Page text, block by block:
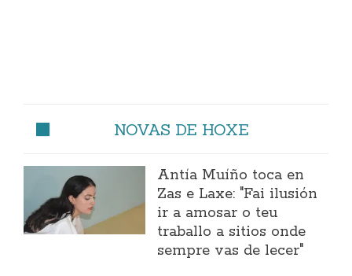
NOVAS DE HOXE
Antía Muíño toca en
Zas e Laxe: "Fai ilusión
ir a amosar o teu
traballo a sitios onde
sempre vas de lecer"